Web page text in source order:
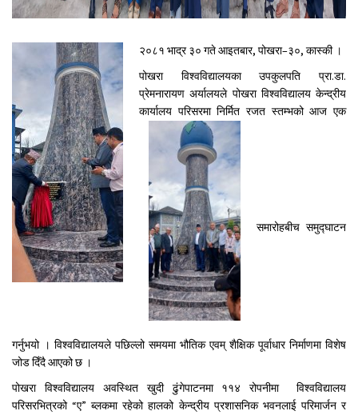
२०८१ भाद्र ३० गते आइतबार, पोखरा–३०, कास्की ।
पोखरा विश्वविद्यालयका उपकुलपति प्रा.डा.
प्रेमनारायण अर्यालयले पोखरा विश्वविद्यालय केन्द्रीय
कार्यालय परिसरमा निर्मित रजत स्तम्भको आज एक
समारोहबीच समुद्घाटन
गर्नुभयो । विश्वविद्यालयले पछिल्लो समयमा भौतिक एवम् शैक्षिक पूर्वाधार निर्माणमा विशेष
जोड दिँदै आएको छ ।
पोखरा विश्वविद्यालय अवस्थित खुदी ढुंगेपाटनमा ११४ रोपनीमा विश्वविद्यालय
परिसरभित्रको “ए” ब्लकमा रहेको हालको केन्द्रीय प्रशासनिक भवनलाई परिमार्जन र